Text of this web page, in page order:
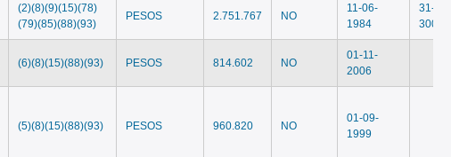
(2)(8)(9)(15)(78)
(79)(85)(88)(93)
PESOS 2.751.767 NO
11-06-
1984
31-12-
3000
(6)(8)(15)(88)(93) PESOS 814.602 NO
01-11-
2006
(5)(8)(15)(88)(93) PESOS 960.820 NO
01-09-
1999